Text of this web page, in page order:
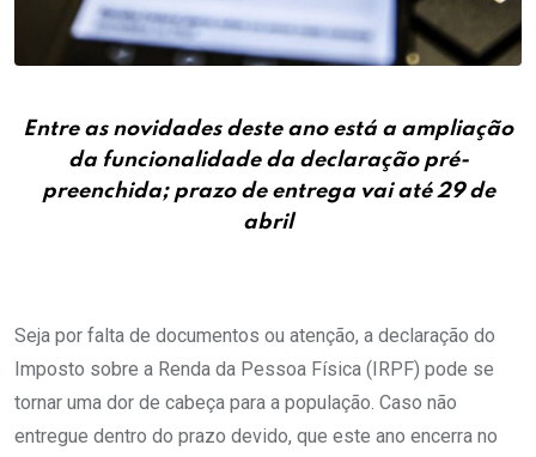
Entre as novidades deste ano está a ampliação
da funcionalidade da declaração pré-
preenchida; prazo de entrega vai até 29 de
abril
Seja por falta de documentos ou atenção, a declaração do
Imposto sobre a Renda da Pessoa Física (IRPF) pode se
tornar uma dor de cabeça para a população. Caso não
entregue dentro do prazo devido, que este ano encerra no